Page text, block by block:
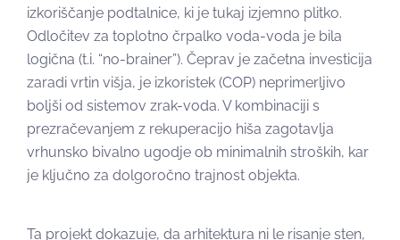
izkoriščanje podtalnice, ki je tukaj izjemno plitko.
Odločitev za toplotno črpalko voda-voda je bila
logična (t.i. “no-brainer”). Čeprav je začetna investicija
zaradi vrtin višja, je izkoristek (COP) neprimerljivo
boljši od sistemov zrak-voda. V kombinaciji s
prezračevanjem z rekuperacijo hiša zagotavlja
vrhunsko bivalno ugodje ob minimalnih stroških, kar
je ključno za dolgoročno trajnost objekta.
Ta projekt dokazuje, da arhitektura ni le risanje sten,